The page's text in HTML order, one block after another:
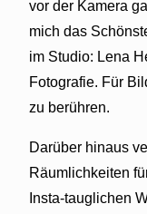
vor der Kamera
mich das
im Studio: Lena
Fotografie. Für
zu berühren.
Darüber hinaus
Räumlichkeiten
Insta-tauglichen